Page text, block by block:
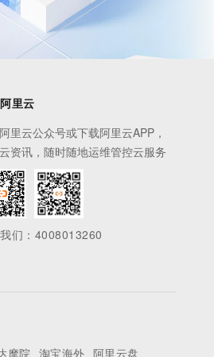
里云
里云公众号或下载阿里云APP，
资讯，随时随地运维管控云服务
们：4008013260
摩院 淘宝海外 阿里云盘